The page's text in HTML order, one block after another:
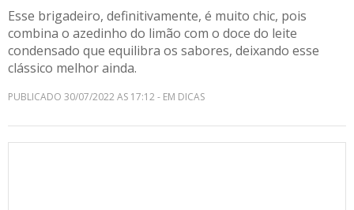
Esse brigadeiro, definitivamente, é muito chic, pois
combina o azedinho do limão com o doce do leite
condensado que equilibra os sabores, deixando esse
clássico melhor ainda.
PUBLICADO 30/07/2022 AS 17:12 - EM DICAS